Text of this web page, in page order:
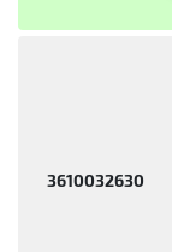
3610032630